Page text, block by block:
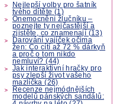
Nejlepší volby pro šatník
tvého dítěte (1)
Onemocnění žlučníku –
poznejte ty nejčastější a
zjistěte, co znamenají (13)
Darování vajíček očima
žen: Co cítí až 72 % dárkyň
a proč o tom nikdo
nemluví? (44)
Jak interaktivní hračky pro
psy zlepší život vašeho
mazlíčka (26)
Recenze nejmódnějších
modelů pánských sandálů: